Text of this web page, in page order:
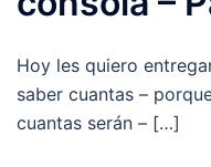
Hoy les quiero
saber cuantas –
cuantas serán – […]